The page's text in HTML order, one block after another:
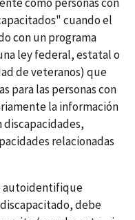
cuando el
con un programa
ley federal, estatal o
de veteranos) que
para las personas con
la información
discapacidades,
relacionadas
autoidentifique
debe